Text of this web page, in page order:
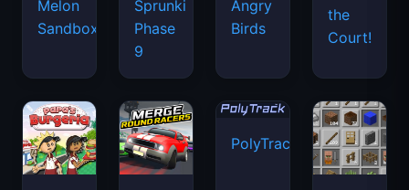
Melon
Sandbox
Sprunki
Phase
9
Angry
Birds
the
Court!
PolyTrack